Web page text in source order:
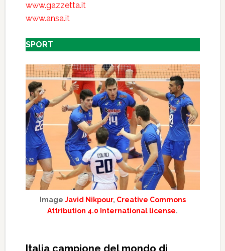
www.gazzetta.it
www.ansa.it
SPORT
Image Javid Nikpour, Creative Commons
Attribution 4.0 International license.
Italia campione del mondo di